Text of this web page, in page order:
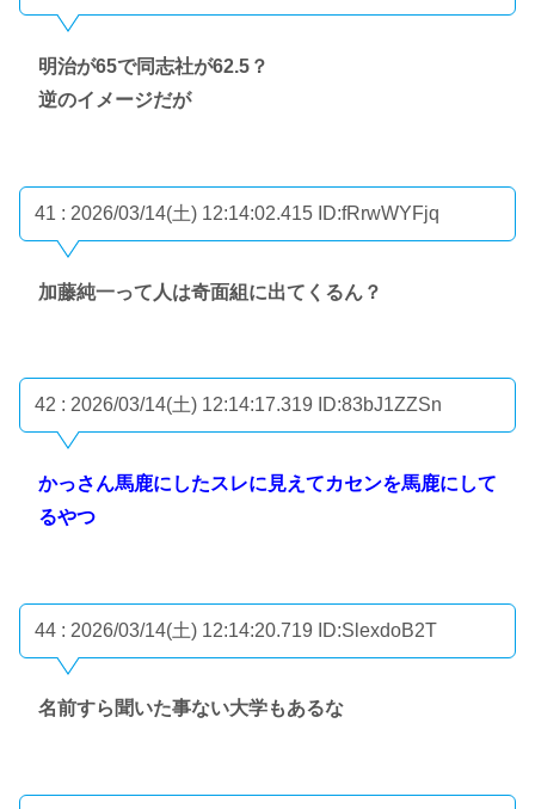
明治が65で同志社が62.5？
逆のイメージだが
41 : 2026/03/14(土) 12:14:02.415 ID:fRrwWYFjq
加藤純一って人は奇面組に出てくるん？
42 : 2026/03/14(土) 12:14:17.319 ID:83bJ1ZZSn
かっさん馬鹿にしたスレに見えてカセンを馬鹿にして
るやつ
44 : 2026/03/14(土) 12:14:20.719 ID:SlexdoB2T
名前すら聞いた事ない大学もあるな